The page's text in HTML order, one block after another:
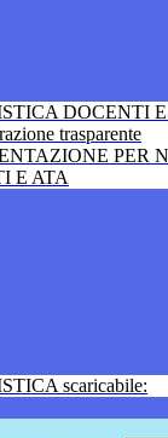
DOCENTI E
trasparente
PER
E ATA
scaricabile: